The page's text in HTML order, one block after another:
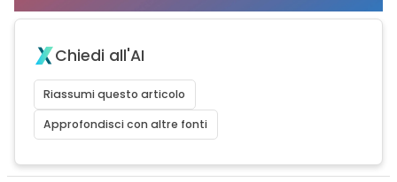
Chiedi all'AI
Riassumi questo articolo
Approfondisci con altre fonti